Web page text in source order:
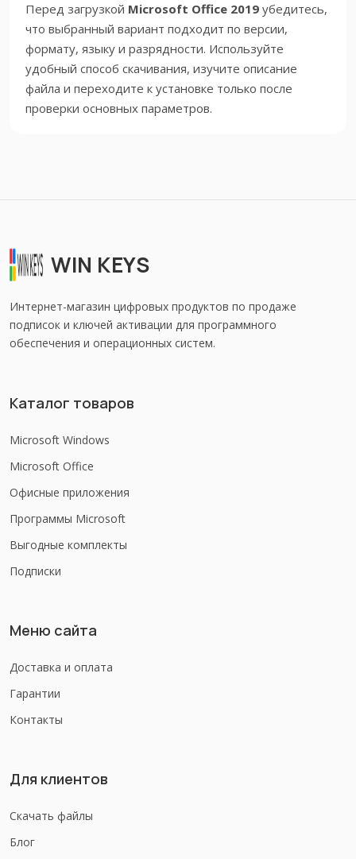
Перед загрузкой Microsoft Office 2019 убедитесь,
что выбранный вариант подходит по версии,
формату, языку и разрядности. Используйте
удобный способ скачивания, изучите описание
файла и переходите к установке только после
проверки основных параметров.
WIN KEYS
Интернет-магазин цифровых продуктов по продаже
подписок и ключей активации для программного
обеспечения и операционных систем.
Каталог товаров
Microsoft Windows
Microsoft Office
Офисные приложения
Программы Microsoft
Выгодные комплекты
Подписки
Меню сайта
Доставка и оплата
Гарантии
Контакты
Для клиентов
Скачать файлы
Блог